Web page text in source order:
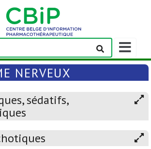
Afficher/
la
barre
navigation
NERVEUX
sédatifs,